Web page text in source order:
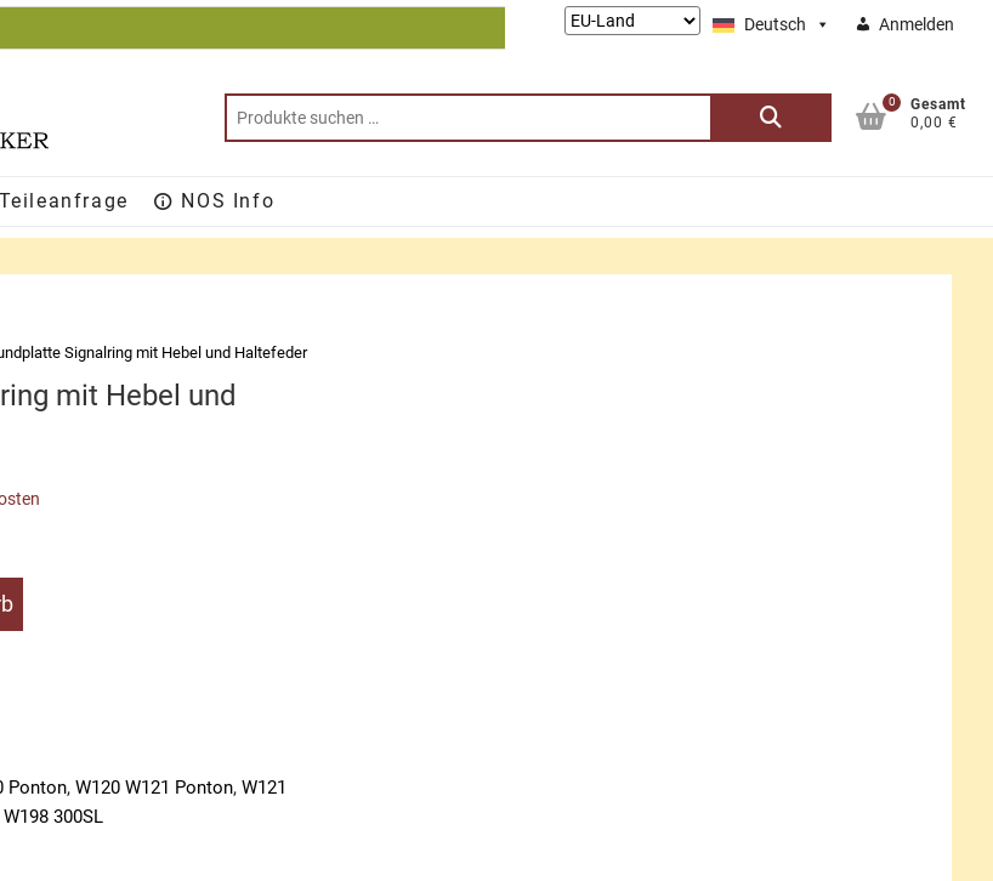
Deutsch Anmelden
Lieferung
Suchen
0
Gesamt
0,00 €
Teileanfrage NOS Info
Signalring mit Hebel und Haltefeder
mit Hebel und
Ponton, W120 W121 Ponton, W121
W198 300SL